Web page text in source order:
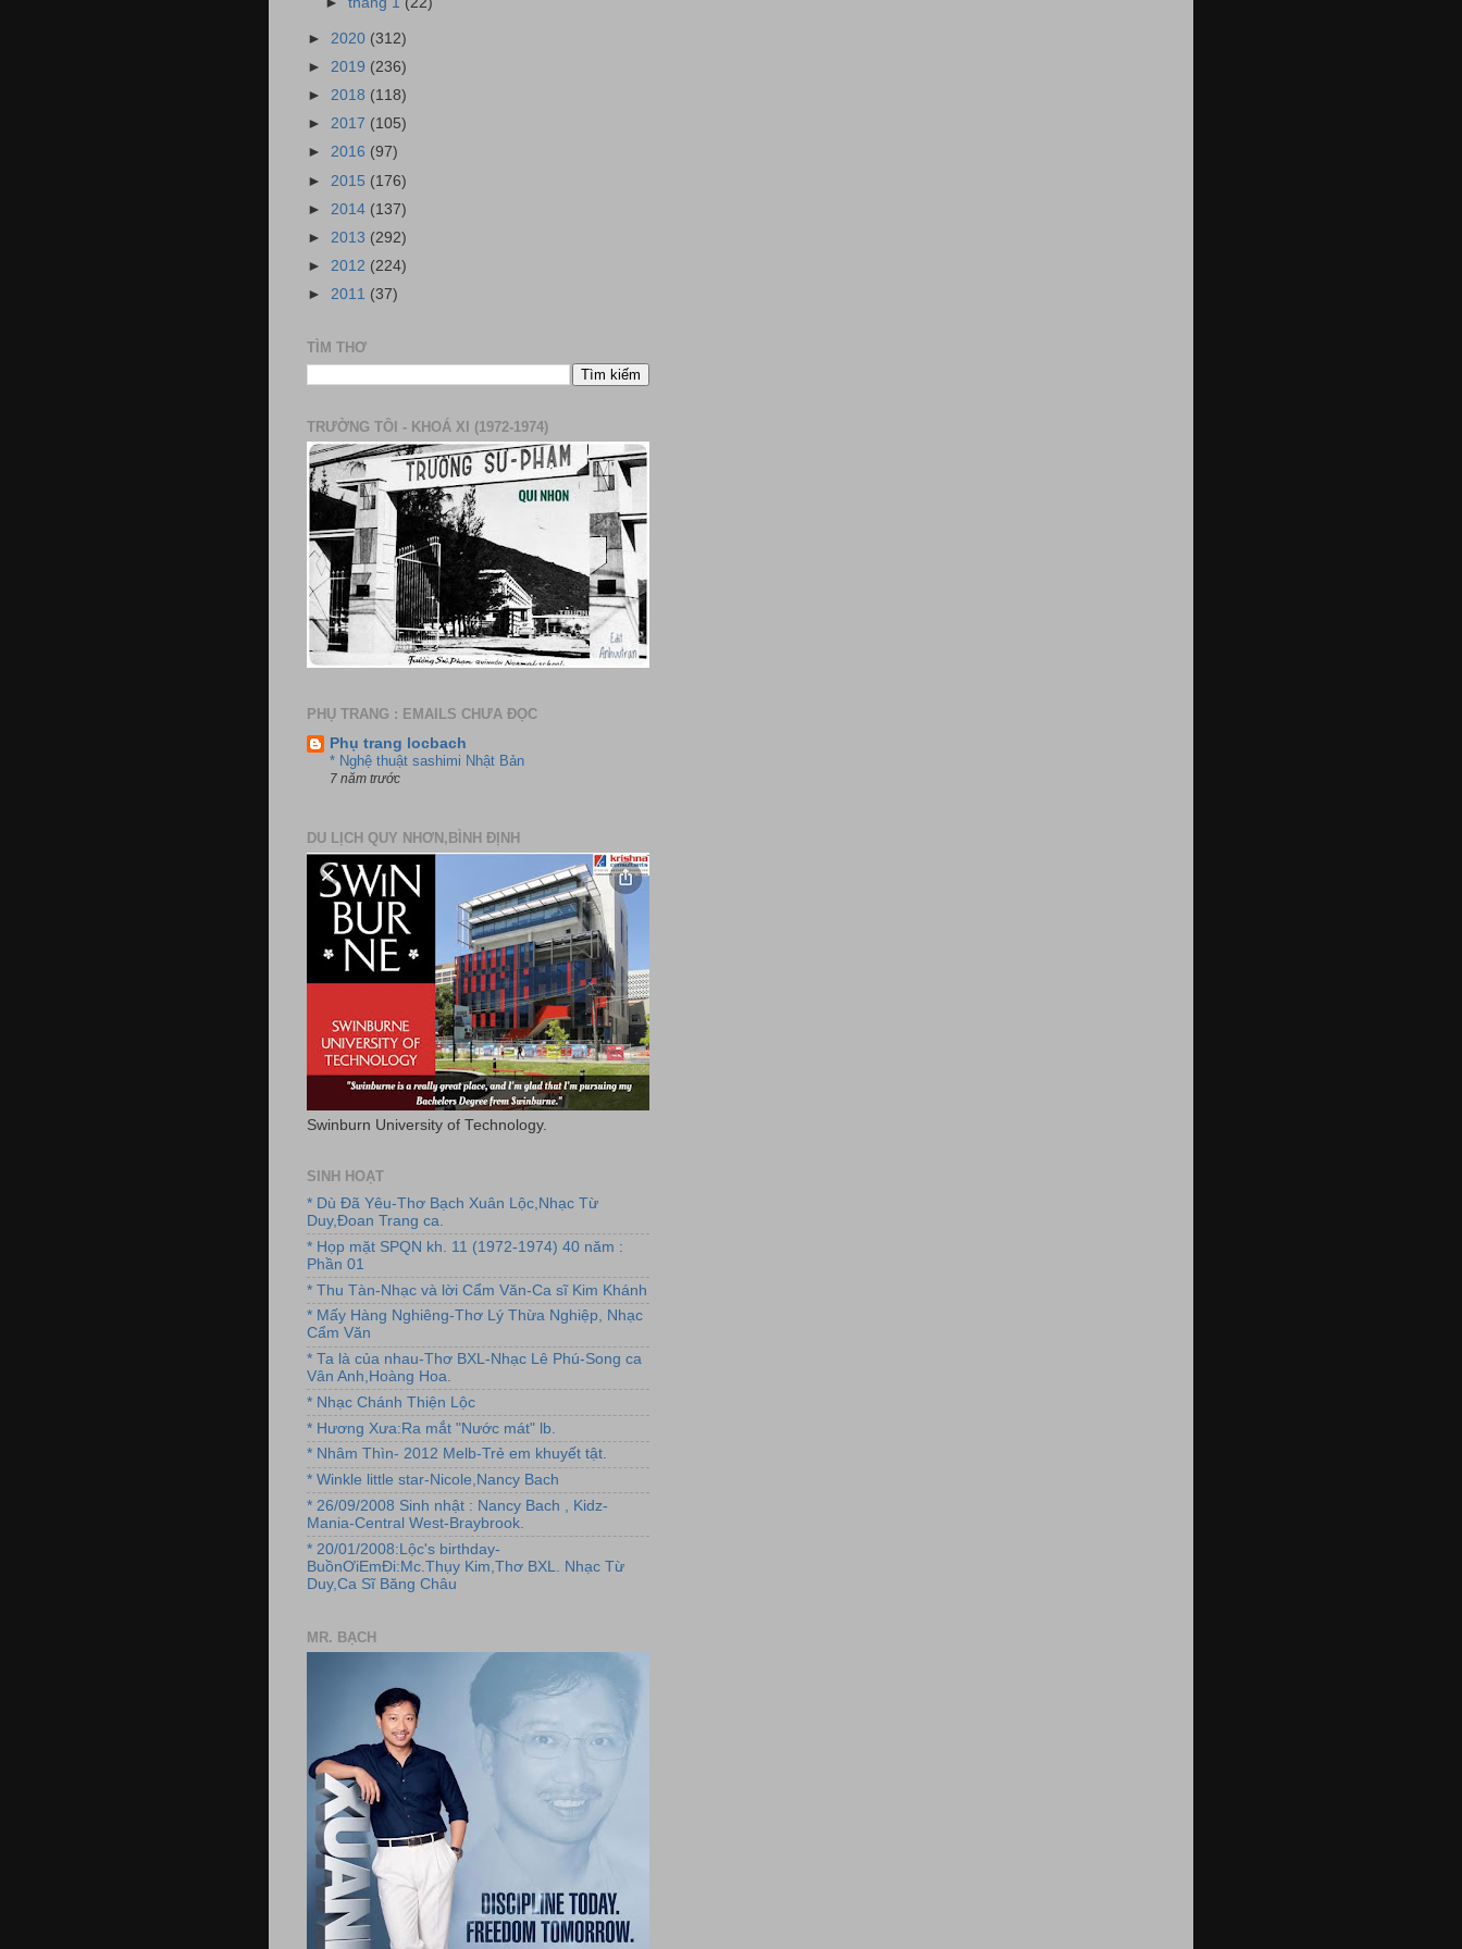
► 2020 (312)
► 2019 (236)
► 2018 (118)
► 2017 (105)
► 2016 (97)
► 2015 (176)
► 2014 (137)
► 2013 (292)
► 2012 (224)
► 2011 (37)
TÌM THƠ
TRƯỜNG TÔI - KHOÁ XI (1972-1974)
PHỤ TRANG : EMAILS CHƯA ĐỌC
Phụ trang locbach
* Nghệ thuật sashimi Nhật Bản
7 năm trước
DU LỊCH QUY NHƠN,BÌNH ĐỊNH
Swinburn University of Technology.
SINH HOẠT
* Dù Đã Yêu-Thơ Bạch Xuân Lộc,Nhạc Từ
Duy,Đoan Trang ca.
* Họp mặt SPQN kh. 11 (1972-1974) 40 năm :
Phần 01
* Thu Tàn-Nhạc và lời Cẩm Văn-Ca sĩ Kim Khánh
* Mấy Hàng Nghiêng-Thơ Lý Thừa Nghiệp, Nhạc
Cẩm Văn
* Ta là của nhau-Thơ BXL-Nhạc Lê Phú-Song ca
Vân Anh,Hoàng Hoa.
* Nhạc Chánh Thiện Lộc
* Hương Xưa:Ra mắt "Nước mát" lb.
* Nhâm Thìn- 2012 Melb-Trẻ em khuyết tật.
* Winkle little star-Nicole,Nancy Bach
* 26/09/2008 Sinh nhật : Nancy Bach , Kidz-
Mania-Central West-Braybrook.
* 20/01/2008:Lộc's birthday-
BuồnƠiEmĐi:Mc.Thụy Kim,Thơ BXL. Nhạc Từ
Duy,Ca Sĩ Băng Châu
MR. BẠCH